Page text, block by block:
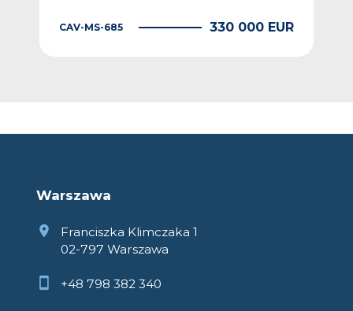
CAV-MS-685 330 000 EUR
Warszawa
Franciszka Klimczaka 1
02-797 Warszawa
+48 798 382 340